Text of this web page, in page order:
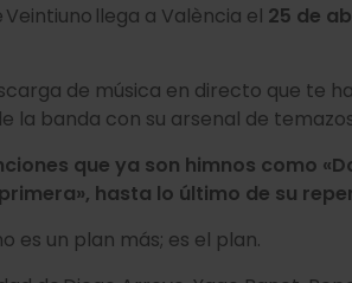
llega a València el 25 de
de música en directo que te
la banda con su arsenal de
que ya son himnos como
hasta lo último de su
es un plan más; es el plan.